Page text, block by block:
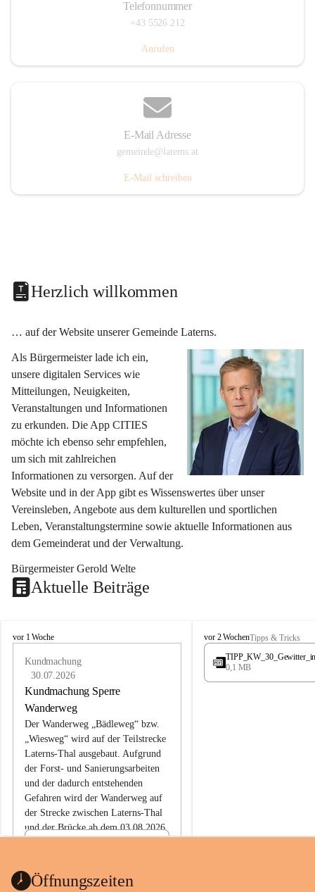
Telefonnummer
+43 5526 212
Anrufen
E-Mail Adresse
gemeinde@laterns.at
E-Mail schreiben
Herzlich willkommen
… auf der Website unserer Gemeinde Laterns.
Als Bürgermeister lade ich ein,
unsere digitalen Services wie
Mitteilungen, Neuigkeiten,
Veranstaltungen und Informationen
zu erkunden. Die App CITIES
möchte ich ebenso sehr empfehlen,
um sich mit zahlreichen
Informationen zu versorgen. Auf der
Website und in der App gibt es Wissenswertes über unser
Vereinsleben, Angebote aus dem kulturellen und sportlichen
Leben, Veranstaltungstermine sowie aktuelle Informationen aus
dem Gemeinderat und der Verwaltung.
Bürgermeister Gerold Welte
Aktuelle Beiträge
L
vor 1 Woche
Kundmachung
30.07.2026
Kundmachung Sperre
Wanderweg
Der Wanderweg „Bädleweg“ bzw.
„Wiesweg“ wird auf der Teilstrecke
Laterns-Thal ausgebaut. Aufgrund
der Forst- und Sanierungsarbeiten
und der dadurch entstehenden
Gefahren wird der Wanderweg auf
der Strecke zwischen Laterns-Thal
und der Brücke ab dem 03.08.2026
ht
L
a
e
vor 2 WochenTipps & Tricks
0,1 MB
Öffnungszeiten